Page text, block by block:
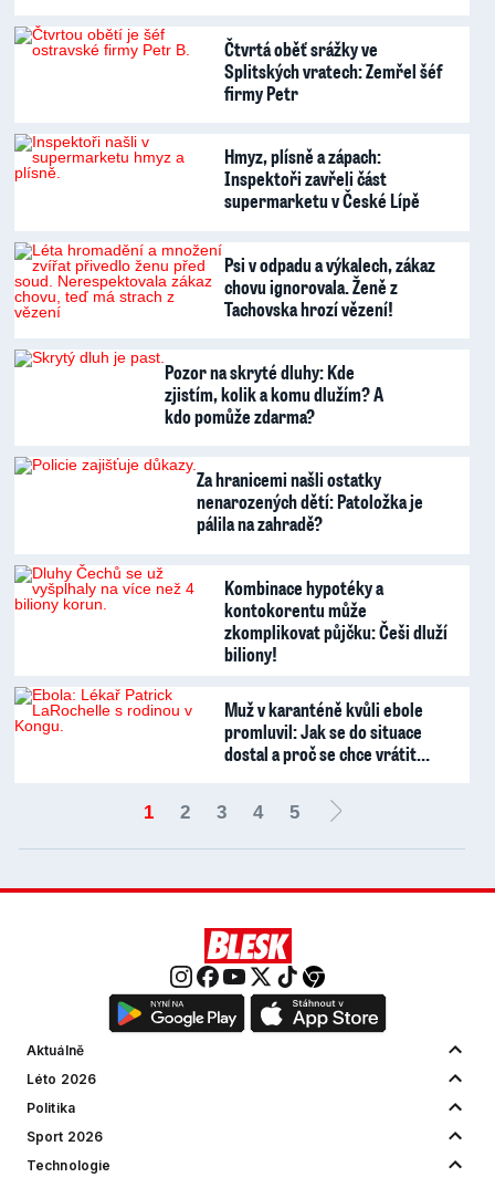
Čtvrtá oběť srážky ve
Splitských vratech: Zemřel šéf
firmy Petr
Hmyz, plísně a zápach:
Inspektoři zavřeli část
supermarketu v České Lípě
Psi v odpadu a výkalech, zákaz
chovu ignorovala. Ženě z
Tachovska hrozí vězení!
Pozor na skryté dluhy: Kde
zjistím, kolik a komu dlužím? A
kdo pomůže zdarma?
Za hranicemi našli ostatky
nenarozených dětí: Patoložka je
pálila na zahradě?
Kombinace hypotéky a
kontokorentu může
zkomplikovat půjčku: Češi dluží
biliony!
Muž v karanténě kvůli ebole
promluvil: Jak se do situace
dostal a proč se chce vrátit…
1 2 3 4 5
Aktuálně
Léto 2026
Politika
Sport 2026
Technologie